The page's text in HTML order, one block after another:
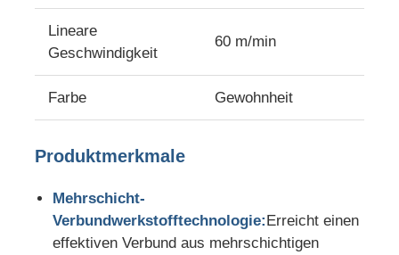
Lineare
Geschwindigkeit
60 m/min
Farbe Gewohnheit
Produktmerkmale
Mehrschicht-
Verbundwerkstofftechnologie:Erreicht einen
effektiven Verbund aus mehrschichtigen